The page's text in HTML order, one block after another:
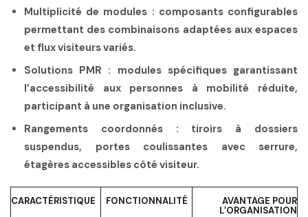
Multiplicité de modules : composants configurables
permettant des combinaisons adaptées aux espaces
et flux visiteurs variés.
Solutions PMR : modules spécifiques garantissant
l’accessibilité aux personnes à mobilité réduite,
participant à une organisation inclusive.
Rangements coordonnés: tiroirs à dossiers
suspendus, portes coulissantes avec serrure,
étagères accessibles côté visiteur.
CARACTÉRISTIQUE FONCTIONNALITÉ
AVANTAGE POUR
L’ORGANISATION